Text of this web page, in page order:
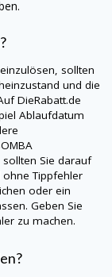
sollten
und die
DieRabatt.de
Ablaufdatum
sollten Sie darauf
Tippfehler
oder ein
Geben Sie
zu machen.